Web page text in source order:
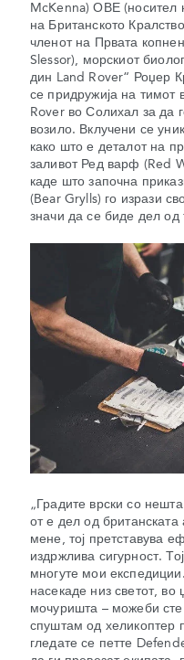
McKenna) ОВЕ
на Британското
членот на Првата
Slessor), морскиот
дин Land Rover“ Роџер
се придружија на тимот
Rover во Солихал за да
возило. Вклучени се
како што е деталот на
заливот Ред варф (Red
каде што започна
(Bear Grylls) го изрази
значи да се биде дел
„Градите врски со
от е дел од британската
мене, тој претставува
издржлива сигурност.
многуте мои
насекаде низ светот, во
мочуришта – можеби
спуштам од хеликоптер
гледате се петте